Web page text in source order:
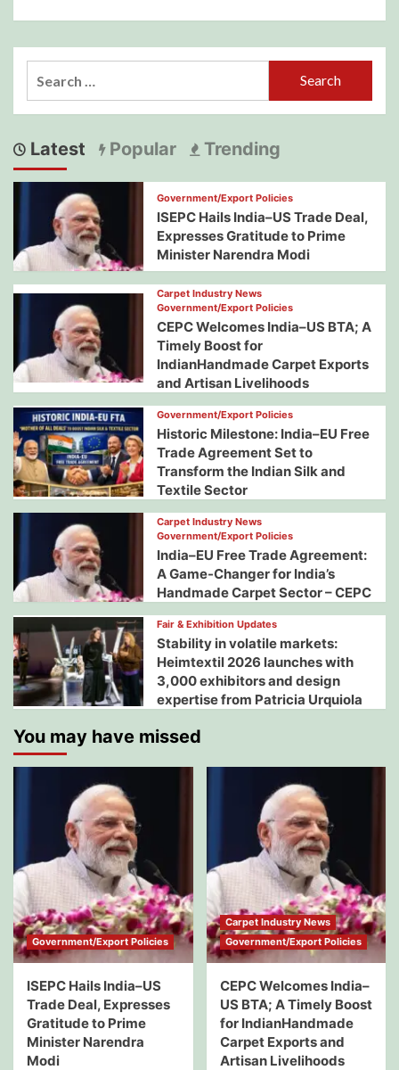
Latest Popular Trending
Government/Export Policies
ISEPC Hails India–US Trade Deal,
Expresses Gratitude to Prime
Minister Narendra Modi
Carpet Industry News
Government/Export Policies
CEPC Welcomes India–US BTA; A
Timely Boost for
IndianHandmade Carpet Exports
and Artisan Livelihoods
Government/Export Policies
Historic Milestone: India–EU Free
Trade Agreement Set to
Transform the Indian Silk and
Textile Sector
Carpet Industry News
Government/Export Policies
India–EU Free Trade Agreement:
A Game-Changer for India’s
Handmade Carpet Sector – CEPC
Fair & Exhibition Updates
Stability in volatile markets:
Heimtextil 2026 launches with
3,000 exhibitors and design
expertise from Patricia Urquiola
You may have missed
Government/Export Policies
ISEPC Hails India–US
Trade Deal, Expresses
Gratitude to Prime
Minister Narendra
Modi
Carpet Industry News
Government/Export Policies
CEPC Welcomes India–
US BTA; A Timely Boost
for IndianHandmade
Carpet Exports and
Artisan Livelihoods